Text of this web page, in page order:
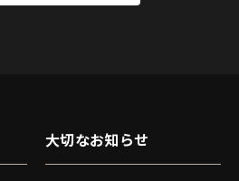
大切なお知らせ